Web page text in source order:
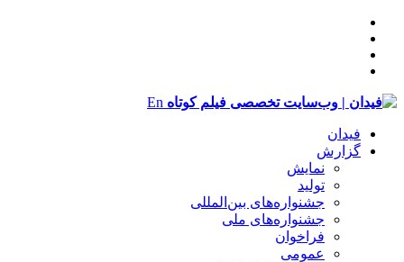
En
فیدان
گزارش
نمایش
تولید
‌‌جشنواره‌های بین‌المللی
جشنواره‌های ملی
فراخوان
عمومی